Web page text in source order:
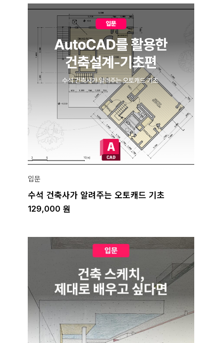
입문
수석 건축사가 알려주는 오토캐드 기초
129,000 원